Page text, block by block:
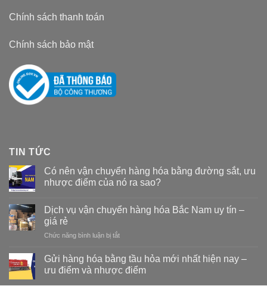
Chính sách thanh toán
Chính sách bảo mật
TIN TỨC
Có nên vận chuyển hàng hóa bằng đường sắt, ưu
nhược điểm của nó ra sao?
Dịch vụ vận chuyển hàng hóa Bắc Nam uy tín –
giá rẻ
Chức năng bình luận bị tắt
vụ
vận
Gửi hàng hóa bằng tầu hỏa mới nhất hiện nay –
ưu điểm và nhược điểm